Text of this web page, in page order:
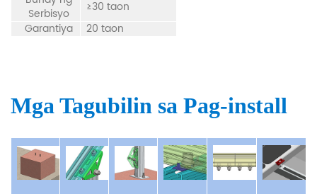
Serbisyo
≥30 taon
Garantiya
20 taon
Mga Tagubilin sa Pag-install